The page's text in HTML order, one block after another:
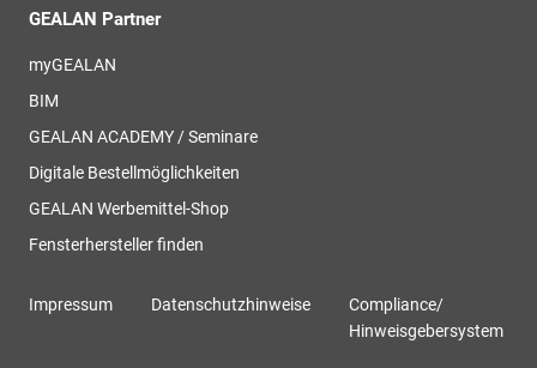
GEALAN Partner
myGEALAN
BIM
GEALAN ACADEMY / Seminare
Digitale Bestellmöglichkeiten
GEALAN Werbemittel-Shop
Fensterhersteller finden
Impressum Datenschutzhinweise
Compliance/
Hinweisgebersystem